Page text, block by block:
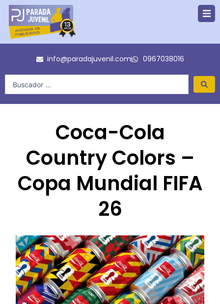
contenido
info@paradajuvenil.com 0967038016
Coca-Cola
Country Colors –
Copa Mundial FIFA
26